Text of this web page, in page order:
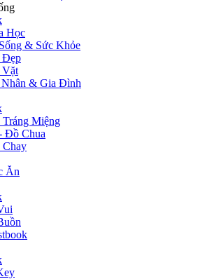
Học
& Sức Khỏe
Đẹp
Vặt
& Gia Đình
Miệng
Đồ Chua
Ăn